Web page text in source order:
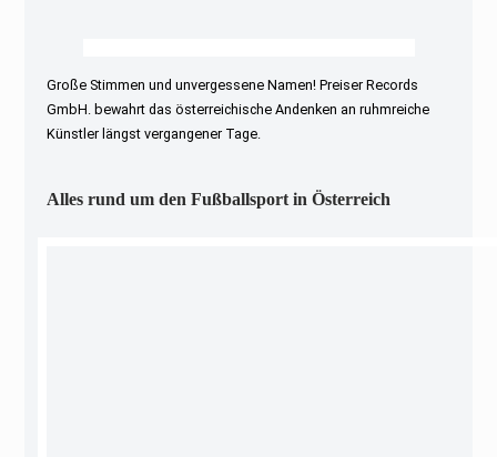
Große Stimmen und unvergessene Namen! Preiser Records
GmbH. bewahrt das österreichische Andenken an ruhmreiche
Künstler längst vergangener Tage.
Alles rund um den Fußballsport in Österreich